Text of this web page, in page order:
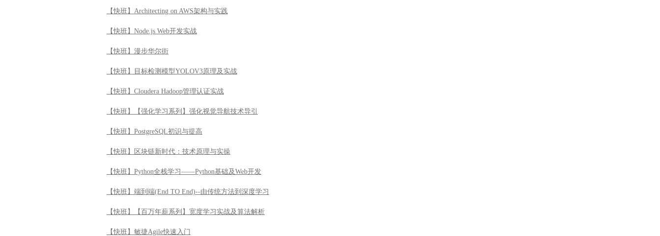
【快班】Architecting on AWS架构与实践
【快班】Node.js Web开发实战
【快班】漫步华尔街
【快班】目标检测模型YOLOV3原理及实战
【快班】Cloudera Hadoop管理认证实战
【快班】【强化学习系列】强化视觉导航技术导引
【快班】PostgreSQL初识与提高
【快班】区块链新时代：技术原理与实操
【快班】Python全栈学习——Python基础及Web开发
【快班】端到端(End TO End)--由传统方法到深度学习
【快班】【百万年薪系列】宽度学习实战及算法解析
【快班】敏捷Agile快速入门